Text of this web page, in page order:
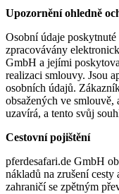
Upozornění ohledně
Osobní údaje
zpracovávány
GmbH a jejími
realizaci smlouvy. Jsou
osobních údajů.
obsažených ve smlouvě,
uzavírá, a tento svůj
Cestovní pojištění
pferdesafari.de GmbH
nákladů na zrušení
zahraničí se zpětným